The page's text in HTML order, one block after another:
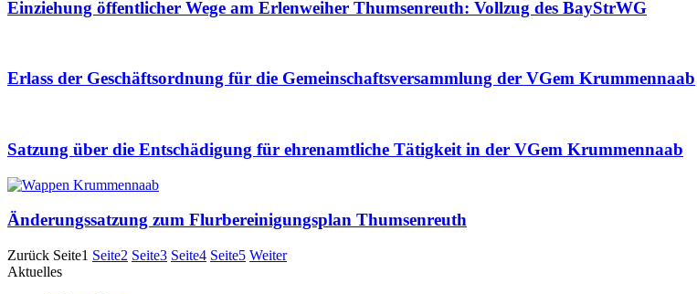
Einziehung öffentlicher Wege am Erlenweiher Thumsenreuth: Vollzug des BayStrWG
Erlass der Geschäftsordnung für die Gemeinschaftsversammlung der VGem Krummennaab
Satzung über die Entschädigung für ehrenamtliche Tätigkeit in der VGem Krummennaab
Änderungssatzung zum Flurbereinigungsplan Thumsenreuth
Zurück Seite1 Seite2 Seite3 Seite4 Seite5 Weiter
Aktuelles